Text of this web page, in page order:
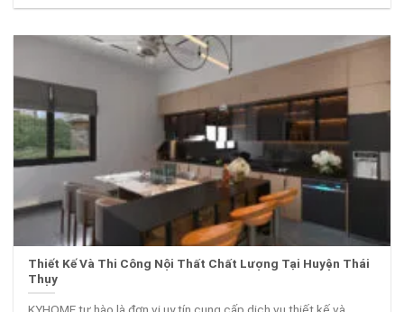
Thiết Kế Và Thi Công Nội Thất Chất Lượng Tại Huyện Thái
Thụy